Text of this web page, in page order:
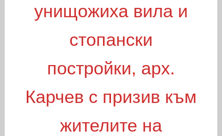
унищожиха вила и
стопански
постройки, арх.
Карчев с призив към
жителите на